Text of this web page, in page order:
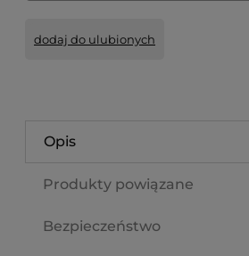
dodaj do ulubionych
Opis
Produkty powiązane
Bezpieczeństwo